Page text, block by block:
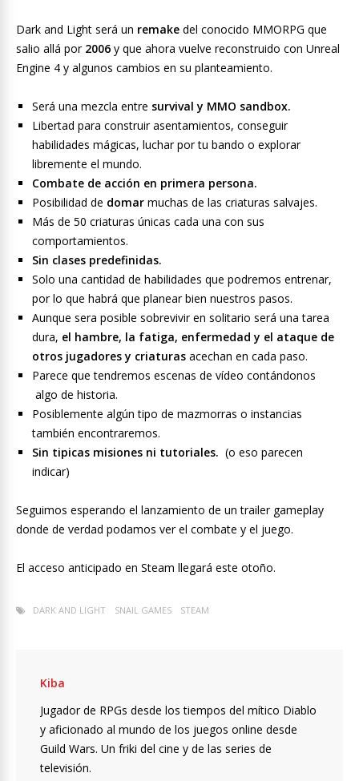
Dark and Light será un remake del conocido MMORPG que
salio allá por 2006 y que ahora vuelve reconstruido con Unreal
Engine 4 y algunos cambios en su planteamiento.
Será una mezcla entre survival y MMO sandbox.
Libertad para construir asentamientos, conseguir
habilidades mágicas, luchar por tu bando o explorar
libremente el mundo.
Combate de acción en primera persona.
Posibilidad de domar muchas de las criaturas salvajes.
Más de 50 criaturas únicas cada una con sus
comportamientos.
Sin clases predefinidas.
Solo una cantidad de habilidades que podremos entrenar,
por lo que habrá que planear bien nuestros pasos.
Aunque sera posible sobrevivir en solitario será una tarea
dura, el hambre, la fatiga, enfermedad y el ataque de
otros jugadores y criaturas acechan en cada paso.
Parece que tendremos escenas de vídeo contándonos
algo de historia.
Posiblemente algún tipo de mazmorras o instancias
también encontraremos.
Sin tipicas misiones ni tutoriales. (o eso parecen
indicar)
Seguimos esperando el lanzamiento de un trailer gameplay
donde de verdad podamos ver el combate y el juego.
El acceso anticipado en Steam llegará este otoño.
DARK AND LIGHT SNAIL GAMES STEAM
Kiba
Jugador de RPGs desde los tiempos del mítico Diablo
y aficionado al mundo de los juegos online desde
Guild Wars. Un friki del cine y de las series de
televisión.